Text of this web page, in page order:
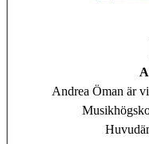
Andrea Öman är